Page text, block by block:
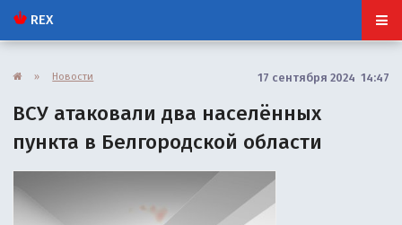
REX
» Новости 17 сентября 2024 14:47
ВСУ атаковали два населённых
пункта в Белгородской области